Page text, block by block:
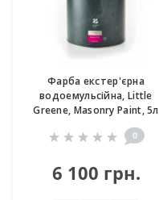
Фарба екстер'єрна
водоемульсійна, Little
Greene, Masonry Paint, 5л
0
6 100 грн.